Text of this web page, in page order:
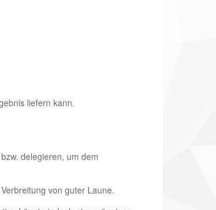
liefern kann.
delegieren, um dem
von guter Laune.